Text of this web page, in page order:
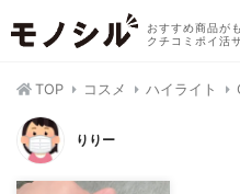
おすすめ商品が
クチコミポイ活
TOP コスメ ハイライト
りりー